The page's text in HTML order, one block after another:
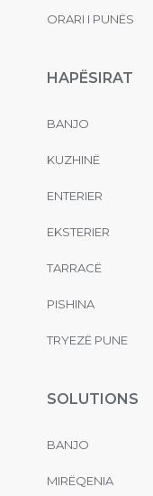
ORARI I PUNËS
HAPËSIRAT
BANJO
KUZHINË
ENTERIER
EKSTERIER
TARRACË
PISHINA
TRYEZË PUNE
SOLUTIONS
BANJO
MIRËQENIA